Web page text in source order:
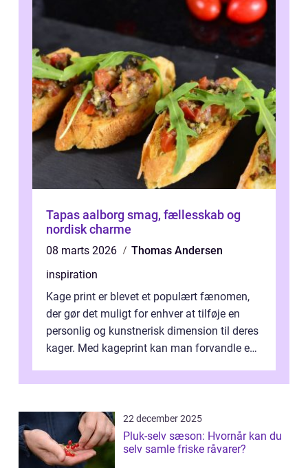
Tapas aalborg smag, fællesskab og
nordisk charme
08 marts 2026
Thomas Andersen
inspiration
Kage print er blevet et populært fænomen,
der gør det muligt for enhver at tilføje en
personlig og kunstnerisk dimension til deres
kager. Med kageprint kan man forvandle en
22 december 2025
Pluk-selv sæson: Hvornår kan du
selv samle friske råvarer?